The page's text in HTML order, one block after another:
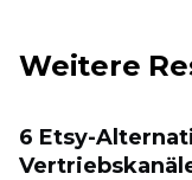
Weitere
6 Etsy-